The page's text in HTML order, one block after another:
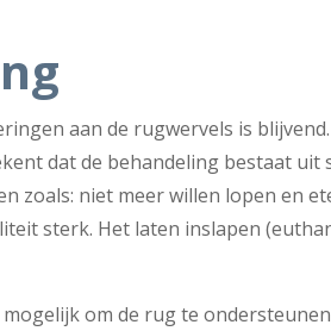
aan de rugwervels is
dat de behandeling bestaat
zoals: niet meer willen lopen en
sterk. Het laten inslapen
om de rug te